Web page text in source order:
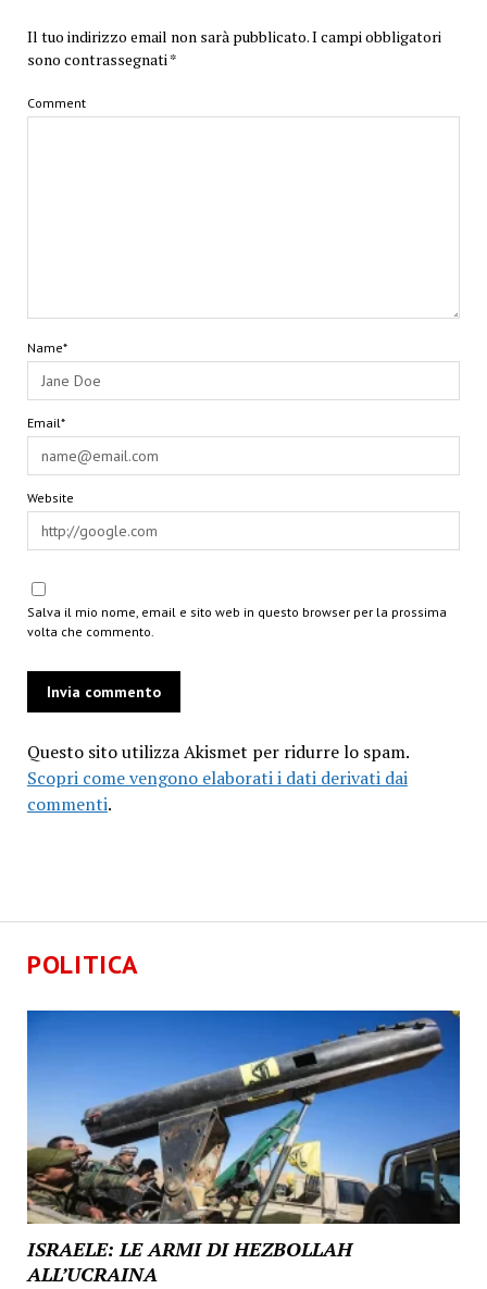
POLITICA
ISRAELE: LE ARMI DI HEZBOLLAH
ALL’UCRAINA
Il tuo indirizzo email non sarà pubblicato.I campi obbligatori
sono contrassegnati*
Comment
Name*
Email*
Website
Salva il mio nome, email e sito web in questo browser per la prossima
volta che commento.
Questo sito utilizza Akismet per ridurre lo spam.
Scopri come vengono elaborati i dati derivati dai
commenti.